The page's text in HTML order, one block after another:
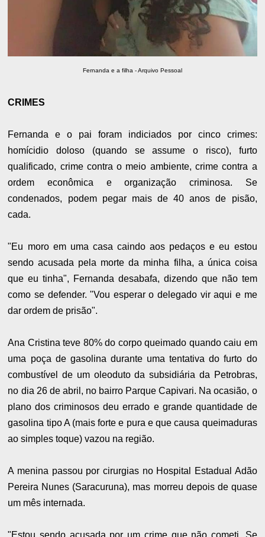
Fernanda e a filha - Arquivo Pessoal
CRIMES
Fernanda e o pai foram indiciados por cinco crimes:
homícidio doloso (quando se assume o risco), furto
qualificado, crime contra o meio ambiente, crime contra a
ordem econômica e organização criminosa. Se
condenados, podem pegar mais de 40 anos de pisão,
cada.
"Eu moro em uma casa caindo aos pedaços e eu estou
sendo acusada pela morte da minha filha, a única coisa
que eu tinha", Fernanda desabafa, dizendo que não tem
como se defender. "Vou esperar o delegado vir aqui e me
dar ordem de prisão".
Ana Cristina teve 80% do corpo queimado quando caiu em
uma poça de gasolina durante uma tentativa do furto do
combustível de um oleoduto da subsidiária da Petrobras,
no dia 26 de abril, no bairro Parque Capivari. Na ocasião, o
plano dos criminosos deu errado e grande quantidade de
gasolina tipo A (mais forte e pura e que causa queimaduras
ao simples toque) vazou na região.
A menina passou por cirurgias no Hospital Estadual Adão
Pereira Nunes (Saracuruna), mas morreu depois de quase
um mês internada.